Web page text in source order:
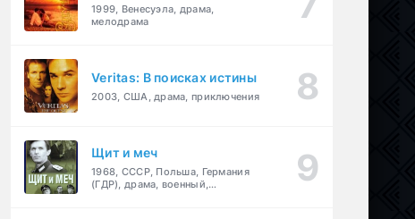
1999, Венесуэла, драма,
мелодрама
Veritas: В поисках истины
2003, США, драма, приключения
Щит и меч
1968, СССР, Польша, Германия
(ГДР), драма, военный,